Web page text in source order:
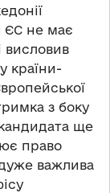
ЄС не має
висловив
країни-
з боку
ще
право
важлива